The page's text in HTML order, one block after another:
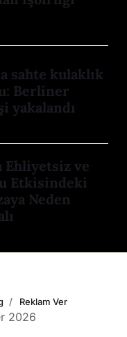
sahte kulaklık
Berliner
yakalandı
Ehliyetsiz ve
Etkisindeki
Neden
2026
Reklam Ver